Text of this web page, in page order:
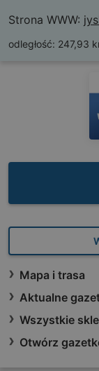
Strona WWW:
odległość: 247,93
Mapa i trasa
Aktualne
Wszystkie
Otwórz